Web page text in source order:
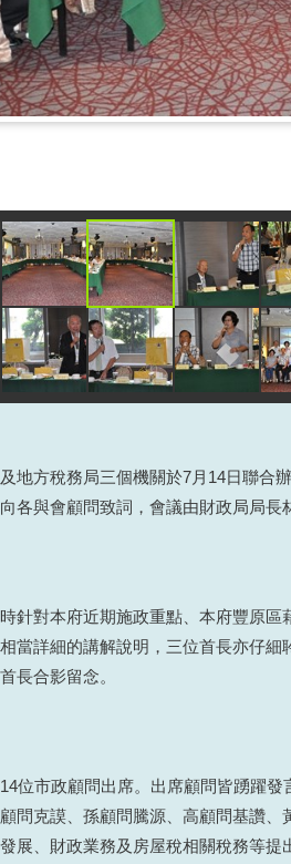
05
地方稅務局三個機關於7月14日聯合
各與會顧問致詞，會議由財政局局
針對本府近期施政重點、本府豐原
當詳細的講解說明，三位首長亦仔
長合影留念。
位市政顧問出席。出席顧問皆踴躍
問克謨、孫顧問騰源、高顧問基讚
展、財政業務及房屋稅相關稅務等